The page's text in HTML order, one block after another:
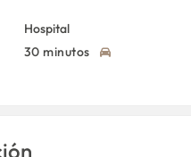
Hospital
30 minutos